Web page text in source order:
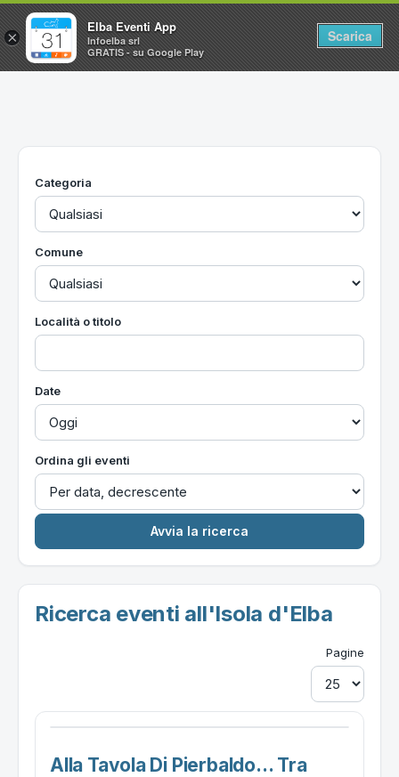
Home
Utilità
Categoria
Comune
Località o titolo
Date
Ordina gli eventi
Ricerca eventi all'Isola d'Elba
Pagine
Alla Tavola Di Pierbaldo... Tra
×
Elba Eventi App
Infoelba srl
GRATIS - su Google Play
Scarica